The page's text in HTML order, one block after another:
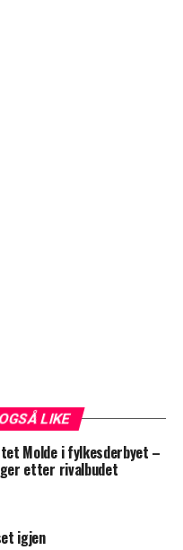
LIKE
Molde i fylkesderbyet –
etter rivalbudet
igjen